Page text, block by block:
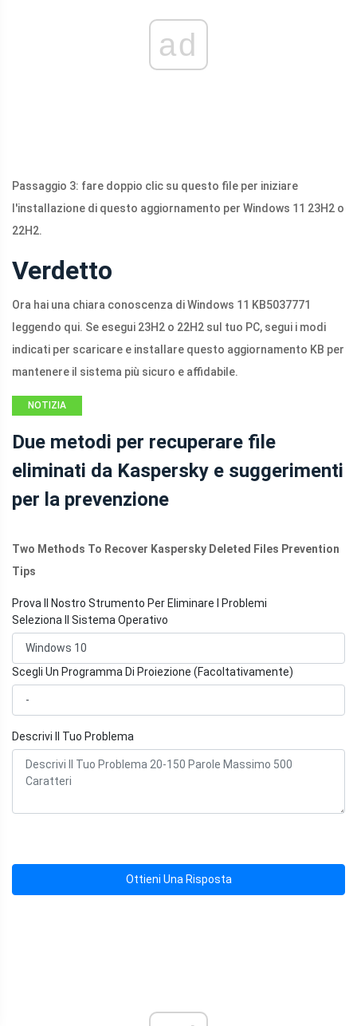
ad
Passaggio 3: fare doppio clic su questo file per iniziare
l'installazione di questo aggiornamento per Windows 11 23H2 o
22H2.
Verdetto
Ora hai una chiara conoscenza di Windows 11 KB5037771
leggendo qui. Se esegui 23H2 o 22H2 sul tuo PC, segui i modi
indicati per scaricare e installare questo aggiornamento KB per
mantenere il sistema più sicuro e affidabile.
NOTIZIA
Due metodi per recuperare file
eliminati da Kaspersky e suggerimenti
per la prevenzione
Two Methods To Recover Kaspersky Deleted Files Prevention
Tips
Prova Il Nostro Strumento Per Eliminare I Problemi
Seleziona Il Sistema Operativo
Scegli Un Programma Di Proiezione (Facoltativamente)
Descrivi Il Tuo Problema
Ottieni Una Risposta